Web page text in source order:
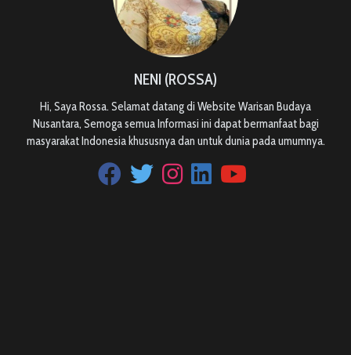
NENI (ROSSA)
Hi, Saya Rossa. Selamat datang di Website Warisan Budaya
Nusantara, Semoga semua Informasi ini dapat bermanfaat bagi
masyarakat Indonesia khususnya dan untuk dunia pada umumnya.